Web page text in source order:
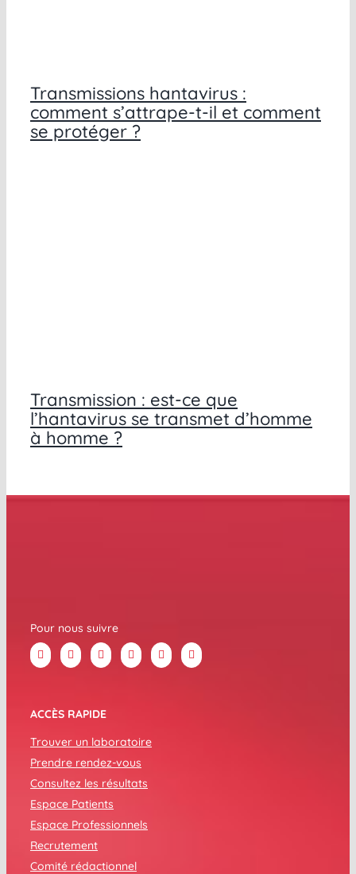
Transmissions hantavirus :
comment s’attrape-t-il et comment
se protéger ?
Transmission : est-ce que
l’hantavirus se transmet d’homme
à homme ?
Pour nous suivre
ACCÈS RAPIDE
Trouver un laboratoire
Prendre rendez-vous
Consultez les résultats
Espace Patients
Espace Professionnels
Recrutement
Comité rédactionnel